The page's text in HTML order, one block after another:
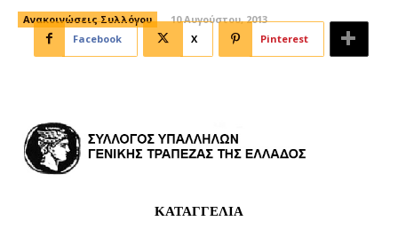
Ανακοινώσεις Συλλόγου
10 Αυγούστου, 2013
Facebook
X Pinterest
ΚΑΤΑΓΓΕΛΙΑ